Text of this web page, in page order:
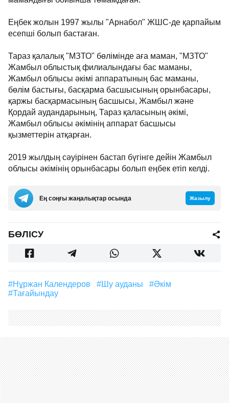
Еңбек жолын 1997 жылы "Арнабол" ЖШС-де қарпайым
есепші болып бастаған.
Тараз қалалық "МЗТО" бөлімінде аға маман, "МЗТО"
Жамбыл облыстық филиалындағы бас маманы,
Жамбыл облысы әкімі аппаратының бас маманы,
бөлім бастығы, басқарма басшысының орынбасары,
қаржы басқармасының басшысы, Жамбыл және
Қордай аудандарының, Тараз қаласының әкімі,
Жамбыл облысы әкімінің аппарат басшысы
қызметтерін атқарған.
2019 жылдың сәуірінен бастап бүгінге дейін Жамбыл
облысы әкімінің орынбасары болып еңбек етіп келді.
Ең соңғы жаңалықтар осында Жазылу
БӨЛІСУ
#Нұржан Календеров #Шу ауданы
#әкім
#тағайындау